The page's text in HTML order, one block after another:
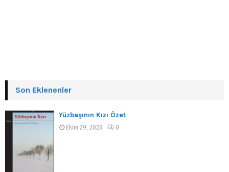
Son Eklenenler
Yüzbaşının Kızı Özet
Ekim 29, 2023 0